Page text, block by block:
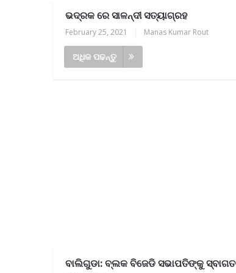
ଭଦ୍ରକ ରେ ସାଳନ୍ଦୀ ସତ୍ୟାଗ୍ରହ
February 25, 2021 Manas Kumar Rout
ଅଧିକ ପଢନ୍ତୁ
ବାଲିଗୁଡା: ବ୍ଲକ ବିଜେଡି ସଭାପତିଙ୍କୁ ସ୍ବାଗତ